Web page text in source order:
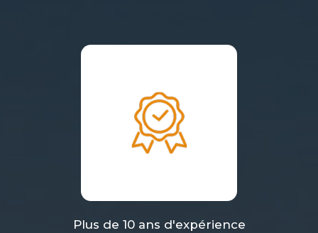
Plus de 10 ans d'expérience